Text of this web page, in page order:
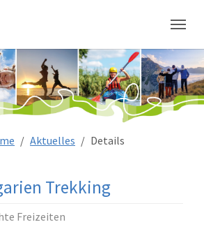
Aktuelles Details
Trekking
Freizeiten